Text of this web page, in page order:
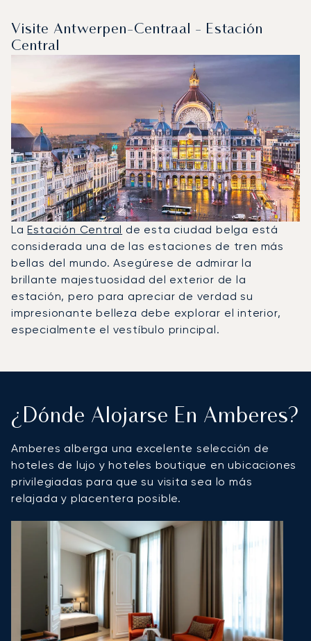
Visite Antwerpen-Centraal - Estación
Central
LaEstación Central de esta ciudad belga está
considerada una de las estaciones de tren más
bellas del mundo. Asegúrese de admirar la
brillante majestuosidad del exterior de la
estación, pero para apreciar de verdad su
impresionante belleza debe explorar el interior,
especialmente el vestíbulo principal.
¿Dónde Alojarse En Amberes?
Amberes alberga una excelente selección de
hoteles de lujo y hoteles boutique en ubicaciones
privilegiadas para que su visita sea lo más
relajada y placentera posible.